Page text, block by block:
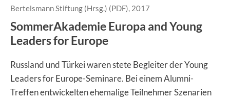
Bertelsmann Stiftung (Hrsg.) (PDF), 2017
SommerAkademie Europa and Young
Leaders for Europe
Russland und Türkei waren stete Begleiter der Young
Leaders for Europe-Seminare. Bei einem Alumni-
Treffen entwickelten ehemalige Teilnehmer Szenarien